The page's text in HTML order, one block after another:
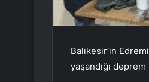
Balıkesir’in
yaşandığı